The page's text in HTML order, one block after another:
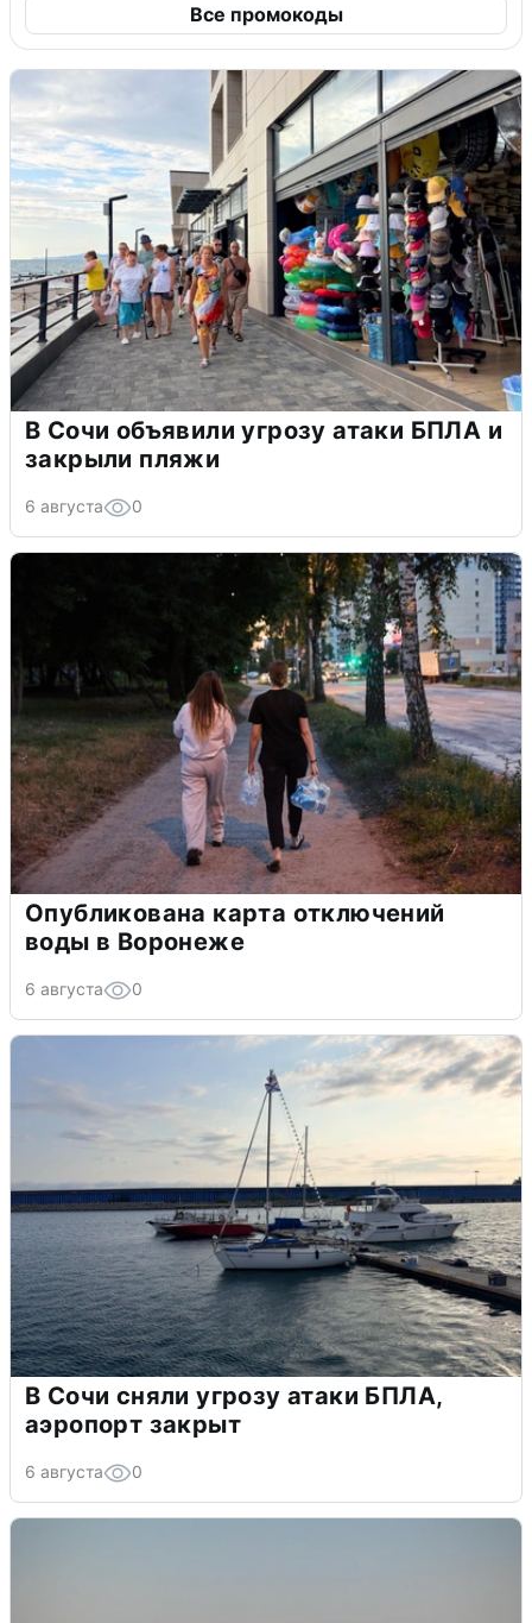
Все промокоды
В Сочи объявили угрозу атаки БПЛА и
закрыли пляжи
6 августа 0
Опубликована карта отключений
воды в Воронеже
6 августа 0
В Сочи сняли угрозу атаки БПЛА,
аэропорт закрыт
6 августа 0